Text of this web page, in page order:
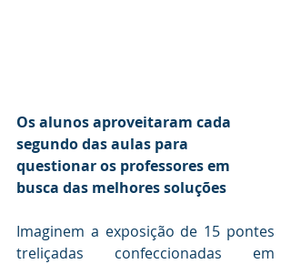
Os alunos aproveitaram cada
segundo das aulas para
questionar os professores em
busca das melhores soluções
Imaginem a exposição de 15 pontes
treliçadas confeccionadas em